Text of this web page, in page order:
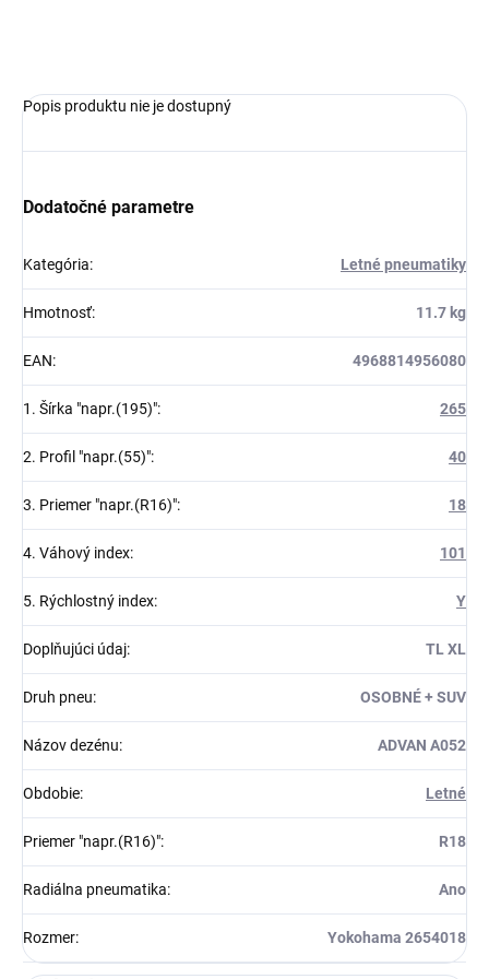
Popis produktu nie je dostupný
Dodatočné parametre
Kategória: Letné pneumatiky
Hmotnosť: 11.7 kg
EAN: 4968814956080
1. Šírka "napr.(195)": 265
2. Profil "napr.(55)": 40
3. Priemer "napr.(R16)": 18
4. Váhový index: 101
5. Rýchlostný index: Y
Doplňujúci údaj: TL XL
Druh pneu: OSOBNÉ + SUV
Názov dezénu: ADVAN A052
Obdobie: Letné
Priemer "napr.(R16)": R18
Radiálna pneumatika: Ano
Rozmer: Yokohama 2654018